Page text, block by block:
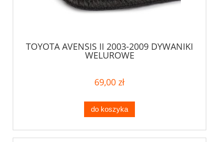
TOYOTA AVENSIS II 2003-2009 DYWANIKI
WELUROWE
69,00 zł
do koszyka